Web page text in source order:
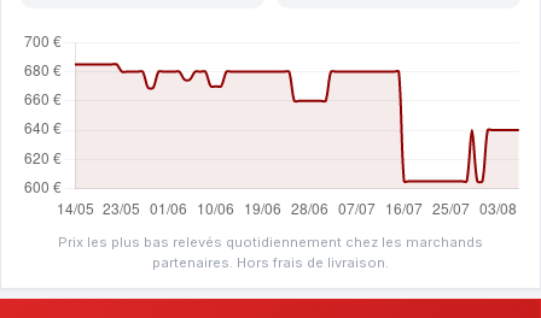
Prix les plus bas relevés quotidiennement chez les marchands
partenaires. Hors frais de livraison.